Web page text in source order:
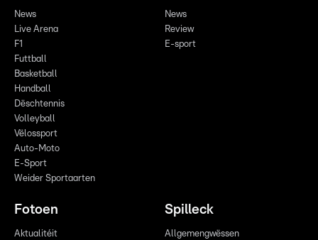
News
Live Arena
F1
Futtball
Basketball
Handball
Dëschtennis
Volleyball
Vëlossport
Auto-Moto
E-Sport
Weider Sportaarten
News
Review
E-sport
Fotoen
Aktualitéit
Spilleck
Allgemengwëssen